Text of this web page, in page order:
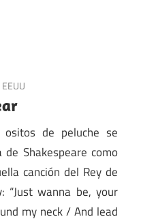
EEUU
de peluche se
Shakespeare como
canción del Rey de
“Just wanna be, your
my neck / And lead